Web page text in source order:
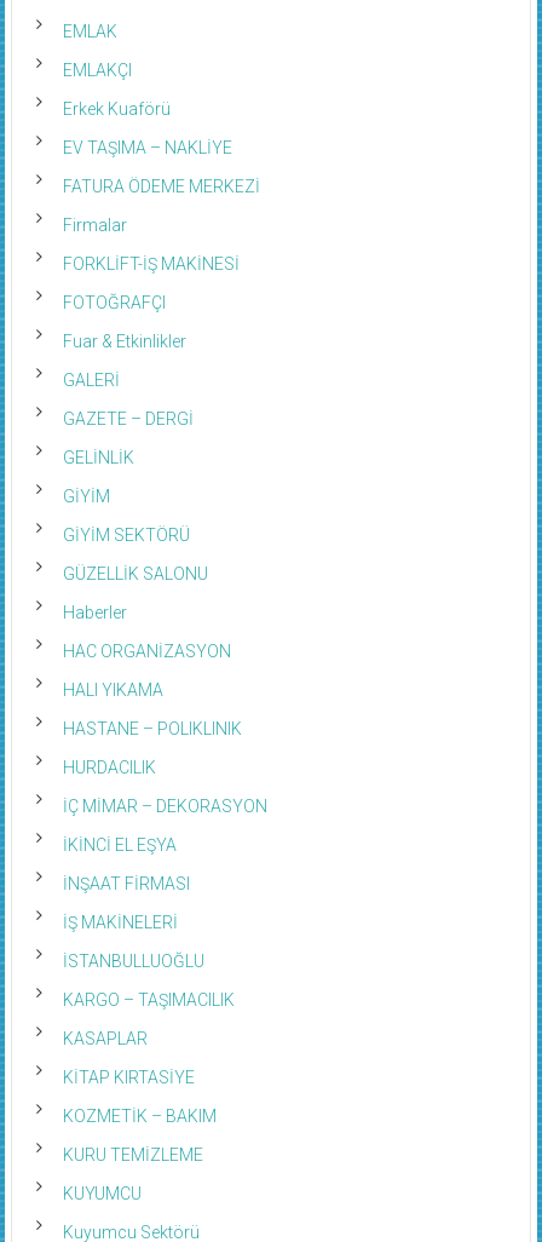
EMLAK
EMLAKÇI
Erkek Kuaförü
EV TAŞIMA – NAKLİYE
FATURA ÖDEME MERKEZİ
Firmalar
FORKLİFT-İŞ MAKİNESİ
FOTOĞRAFÇI
Fuar & Etkinlikler
GALERİ
GAZETE – DERGİ
GELİNLİK
GİYİM
GİYİM SEKTÖRÜ
GÜZELLİK SALONU
Haberler
HAC ORGANİZASYON
HALI YIKAMA
HASTANE – POLIKLINIK
HURDACILIK
İÇ MİMAR – DEKORASYON
İKİNCİ EL EŞYA
İNŞAAT FİRMASI
İŞ MAKİNELERİ
İSTANBULLUOĞLU
KARGO – TAŞIMACILIK
KASAPLAR
KİTAP KIRTASİYE
KOZMETİK – BAKIM
KURU TEMİZLEME
KUYUMCU
Kuyumcu Sektörü